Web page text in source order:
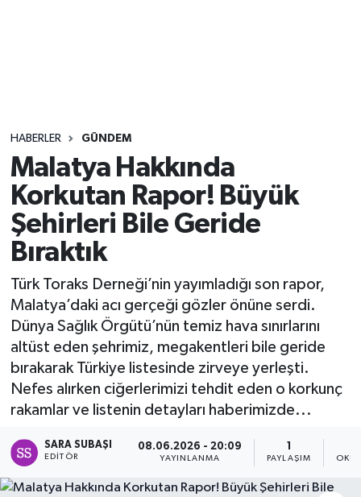
HABERLER GÜNDEM
Malatya Hakkında
Korkutan Rapor! Büyük
Şehirleri Bile Geride
Bıraktık
Türk Toraks Derneği’nin yayımladığı son rapor,
Malatya’daki acı gerçeği gözler önüne serdi.
Dünya Sağlık Örgütü’nün temiz hava sınırlarını
altüst eden şehrimiz, megakentleri bile geride
bırakarak Türkiye listesinde zirveye yerleşti.
Nefes alırken ciğerlerimizi tehdit eden o korkunç
rakamlar ve listenin detayları haberimizde...
SARA SUBAŞI
EDITÖR
08.06.2026 - 20:09
YAYINLANMA
1
PAYLAŞIM
Yaşam